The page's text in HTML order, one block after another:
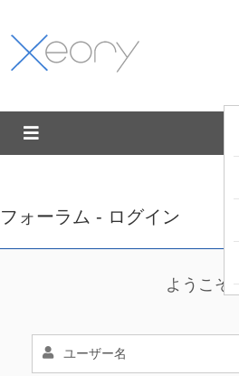
フォーラム - ログイン
ようこそ !